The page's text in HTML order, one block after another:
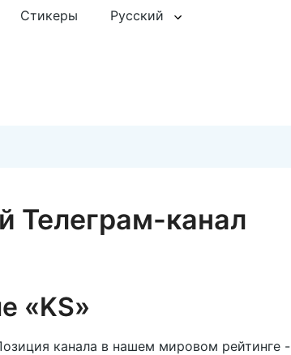
Стикеры Русский
Телеграм-канал
«KS»
канала в нашем мировом рейтинге -